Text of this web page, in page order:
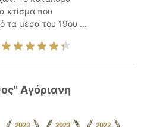
κτίσμα που
τα μέσα του 19ου ...
Αγόριανη